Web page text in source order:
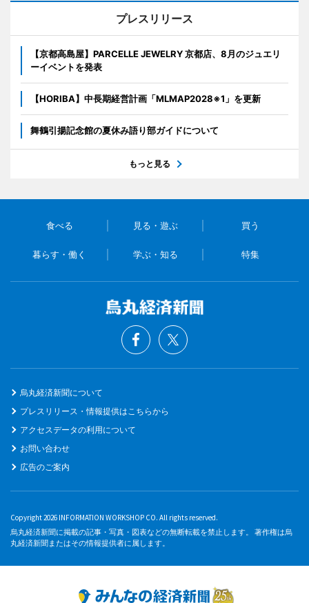
プレスリリース
【京都高島屋】PARCELLE JEWELRY 京都店、8月のジュエリ
ーイベントを発表
【HORIBA】中長期経営計画「MLMAP2028※1」を更新
舞鶴引揚記念館の夏休み語り部ガイドについて
もっと見る
食べる 見る・遊ぶ 買う
暮らす・働く 学ぶ・知る 特集
烏丸経済新聞について
プレスリリース・情報提供はこちらから
アクセスデータの利用について
お問い合わせ
広告のご案内
Copyright 2026 INFORMATION WORKSHOP CO. All rights reserved.
烏丸経済新聞に掲載の記事・写真・図表などの無断転載を禁止します。 著作権は烏
丸経済新聞またはその情報提供者に属します。